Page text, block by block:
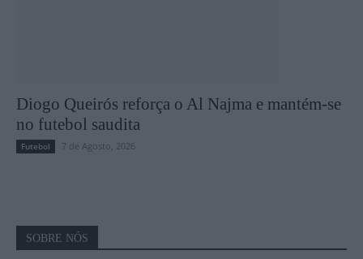
Diogo Queirós reforça o Al Najma e mantém-se
no futebol saudita
Futebol 7 de Agosto, 2026
SOBRE NÓS